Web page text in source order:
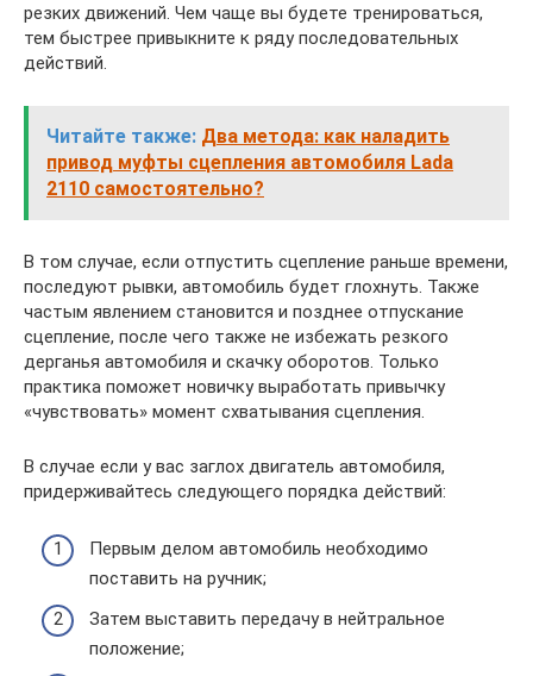
резких движений. Чем чаще вы будете тренироваться,
тем быстрее привыкните к ряду последовательных
действий.
Читайте также: Два метода: как наладить
привод муфты сцепления автомобиля Lada
2110 самостоятельно?
В том случае, если отпустить сцепление раньше времени,
последуют рывки, автомобиль будет глохнуть. Также
частым явлением становится и позднее отпускание
сцепление, после чего также не избежать резкого
дерганья автомобиля и скачку оборотов. Только
практика поможет новичку выработать привычку
«чувствовать» момент схватывания сцепления.
В случае если у вас заглох двигатель автомобиля,
придерживайтесь следующего порядка действий:
Первым делом автомобиль необходимо
поставить на ручник;
Затем выставить передачу в нейтральное
положение;